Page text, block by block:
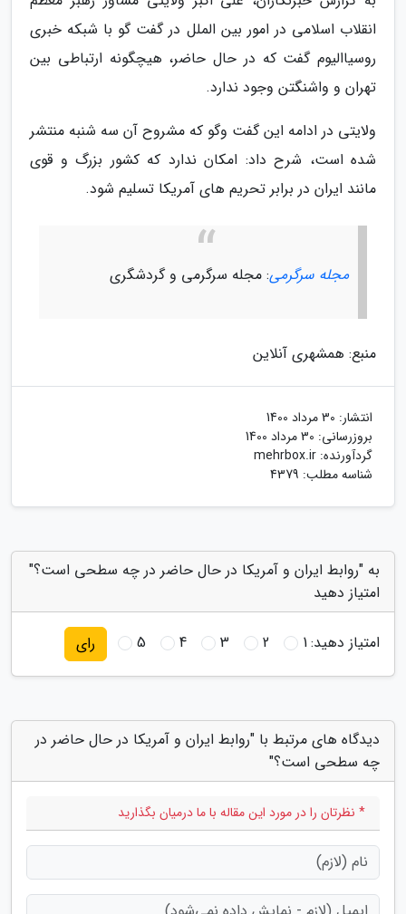
انقلاب اسلامی در امور بین الملل در گفت گو با شبکه خبری
روسیاالیوم گفت که در حال حاضر، هیچگونه ارتباطی بین
تهران و واشنگتن وجود ندارد.
ولایتی در ادامه این گفت وگو که مشروح آن سه شنبه منتشر
شده است، شرح داد: امکان ندارد که کشور بزرگ و قوی
مانند ایران در برابر تحریم های آمریکا تسلیم شود.
مجله سرگرمی: مجله سرگرمی و گردشگری
منبع: همشهری آنلاین
انتشار: 30 مرداد 1400
بروزرسانی: 30 مرداد 1400
گردآورنده: mehrbox.ir
شناسه مطلب: 4379
به "روابط ایران و آمریکا در حال حاضر در چه سطحی است؟"
امتیاز دهید
امتیاز دهید:1
2
3
4
5 رای
دیدگاه های مرتبط با "روابط ایران و آمریکا در حال حاضر در
چه سطحی است؟"
* نظرتان را در مورد این مقاله با ما درمیان بگذارید